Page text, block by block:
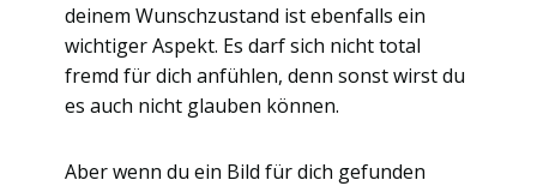
deinem Wunschzustand ist ebenfalls ein
wichtiger Aspekt. Es darf sich nicht total
fremd für dich anfühlen, denn sonst wirst du
es auch nicht glauben können.
Aber wenn du ein Bild für dich gefunden